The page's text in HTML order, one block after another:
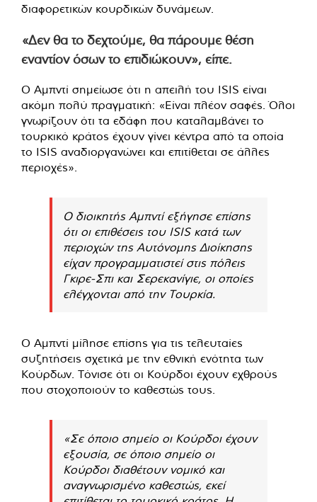
διαφορετικών κουρδικών δυνάμεων.
«Δεν θα το δεχτούμε, θα πάρουμε θέση
εναντίον όσων το επιδιώκουν», είπε.
Ο Αμπντί σημείωσε ότι η απειλή του ISIS είναι
ακόμη πολύ πραγματική: «Είναι πλέον σαφές. Όλοι
γνωρίζουν ότι τα εδάφη που καταλαμβάνει το
τουρκικό κράτος έχουν γίνει κέντρα από τα οποία
το ISIS αναδιοργανώνει και επιτίθεται σε άλλες
περιοχές».
Ο διοικητής Αμπντί εξήγησε επίσης
ότι οι επιθέσεις του ISIS κατά των
περιοχών της Αυτόνομης Διοίκησης
είχαν προγραμματιστεί στις πόλεις
Γκιρε-Σπι και Σερεκανίγιε, οι οποίες
ελέγχονται από την Τουρκία.
Ο Αμπντί μίλησε επίσης για τις τελευταίες
συζητήσεις σχετικά με την εθνική ενότητα των
Κούρδων. Τόνισε ότι οι Κούρδοι έχουν εχθρούς
που στοχοποιούν το καθεστώς τους.
«Σε όποιο σημείο οι Κούρδοι έχουν
εξουσία, σε όποιο σημείο οι
Κούρδοι διαθέτουν νομικό και
αναγνωρισμένο καθεστώς, εκεί